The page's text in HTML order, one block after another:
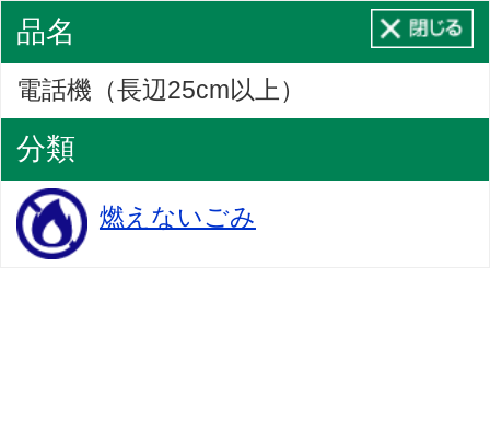
品名
電話機（長辺25cm以上）
分類
燃えないごみ